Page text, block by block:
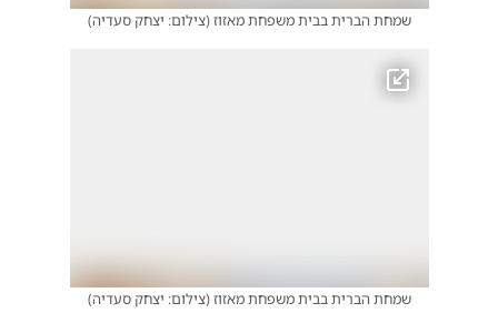
שמחת הברית בבית משפחת מאזוז(צילום: יצחק סעדיה)
שמחת הברית בבית משפחת מאזוז(צילום: יצחק סעדיה)